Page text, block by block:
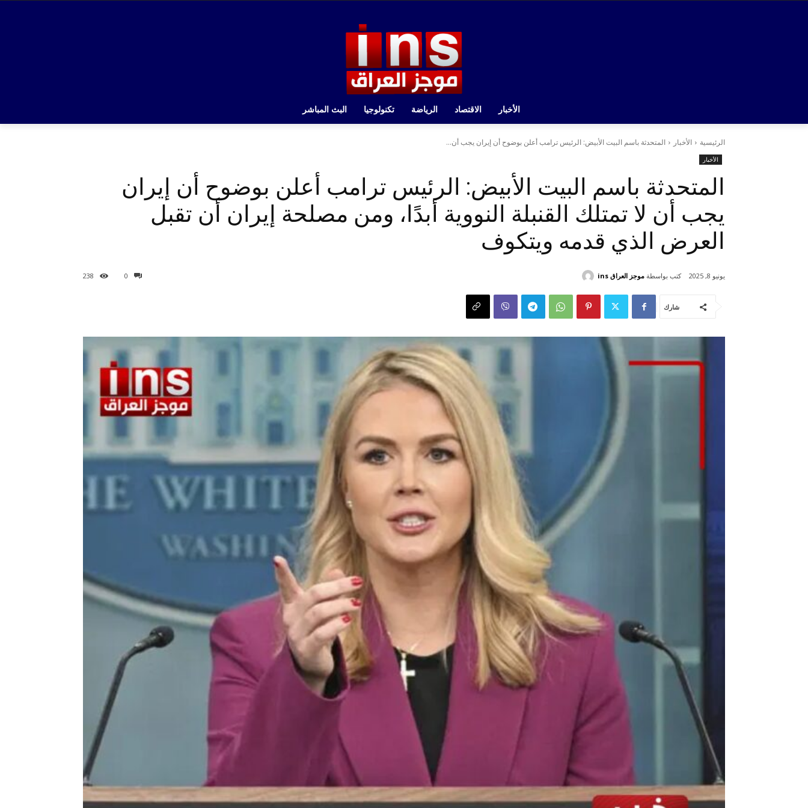
الأخبار الاقتصاد الرياضة تكنولوجيا البث المباشر
الرئيسية الأخبار المتحدثة باسم البيت الأبيض: الرئيس ترامب أعلن بوضوح أن إيران يجب أن...
الأخبار
المتحدثة باسم البيت الأبيض: الرئيس ترامب أعلن بوضوح أن إيران
يجب أن لا تمتلك القنبلة النووية أبدًا، ومن مصلحة إيران أن تقبل
العرض الذي قدمه ويتكوف
0
238 يونيو 8, 2025 كتب بواسطة موجز العراق ins
شارك